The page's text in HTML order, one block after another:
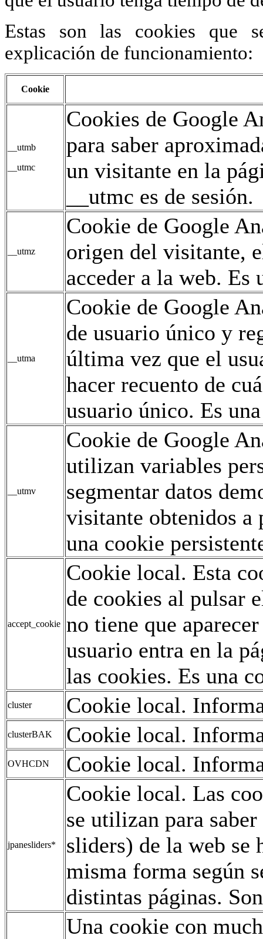
Estas son las cookies que
explicación de funcionamiento:
Cookie
__utmb
__utmc
Cookies de Google
para saber
un visitante en la
__utmc es de sesión.
__utmz
Cookie de Google
origen del visitante,
acceder a la web. Es
__utma
Cookie de Google
de usuario único y
última vez que el
hacer recuento de
usuario único. Es
__utmv
Cookie de Google
utilizan variables
segmentar datos
visitante obtenidos a
una cookie
accept_cookie
Cookie local. Esta
de cookies al pulsar
no tiene que
usuario entra en la
las cookies. Es una
cluster Cookie local.
clusterBAK Cookie local.
OVHCDN Cookie local.
jpanesliders*
Cookie local. Las
se utilizan para
sliders) de la web se
misma forma según
distintas páginas.
Una cookie con